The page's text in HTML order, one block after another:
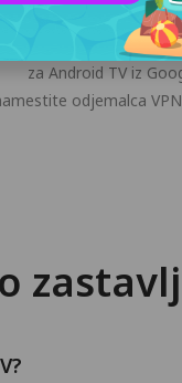
Kliknite gumb
prenesite namestitveni
za Android TV iz
odjemalca